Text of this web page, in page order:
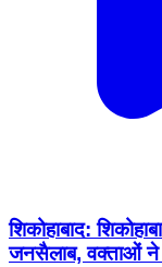
शिकोहाबाद:
जनसैलाब, वक्ताओं ने